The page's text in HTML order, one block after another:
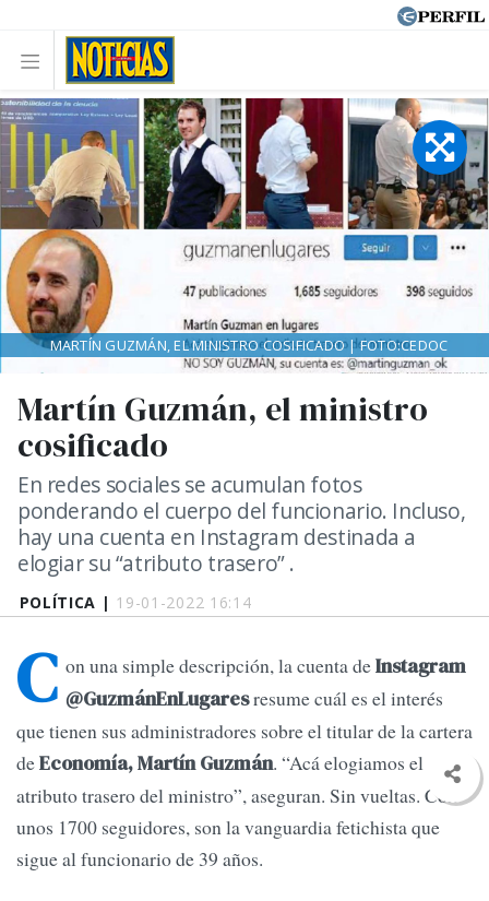
POLÍTICA | 19-01-2022 16:14
Martín Guzmán, el ministro
cosificado
En redes sociales se acumulan fotos
ponderando el cuerpo del funcionario. Incluso,
hay una cuenta en Instagram destinada a
elogiar su “atributo trasero” .
MARTÍN GUZMÁN, EL MINISTRO COSIFICADO | FOTO:CEDOC
C on una simple descripción, la cuenta deInstagram
@GuzmánEnLugaresresume cuál es el interés
que tienen sus administradores sobre el titular de la cartera
deEconomía, Martín Guzmán. “Acá elogiamos el
atributo trasero del ministro”, aseguran. Sin vueltas. Con
unos 1700 seguidores, son la vanguardia fetichista que
sigue al funcionario de 39 años.